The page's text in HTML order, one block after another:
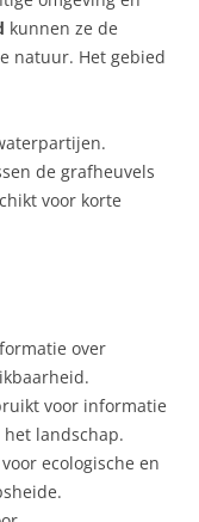
kunnen ze de
natuur. Het gebied
de grafheuvels
voor korte
over
voor informatie
landschap.
ecologische en